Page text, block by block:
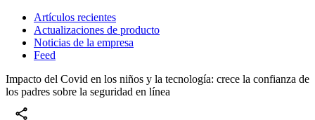
Artículos recientes
Actualizaciones de producto
Noticias de la empresa
Feed
Impacto del Covid en los niños y la tecnología: crece la confianza de
los padres sobre la seguridad en línea